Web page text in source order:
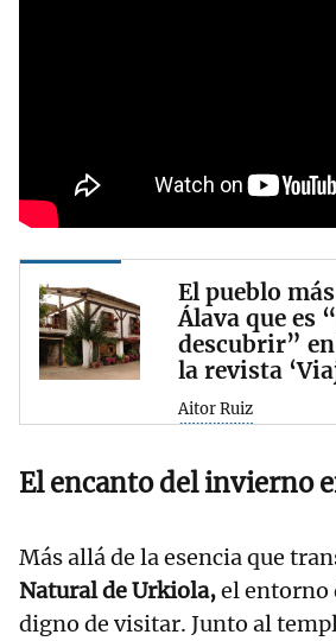
El pueblo
Álava que es
descubrir”
la revista
Aitor Ruiz
El encanto del invierno
Más allá de la esencia que
Natural de Urkiola,el entorno
digno de visitar. Junto al